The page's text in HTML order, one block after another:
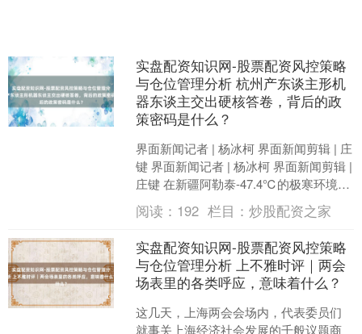
实盘配资知识网-股票配资风控策略
与仓位管理分析 杭州产东谈主形机
器东谈主交出硬核答卷，背后的政
策密码是什么？
界面新闻记者 | 杨冰柯 界面新闻剪辑 | 庄
键 界面新闻记者 | 杨冰柯 界面新闻剪辑 |
庄键 在新疆阿勒泰-47.4℃的极寒环境
中，杭州宇树科技的东谈主形....
阅读： 192 栏目：炒股配资之家
实盘配资知识网-股票配资风控策略
与仓位管理分析 上不雅时评｜两会
场表里的各类呼应，意味着什么？
这几天，上海两会会场内，代表委员们
就事关上海经济社会发展的千般议题商